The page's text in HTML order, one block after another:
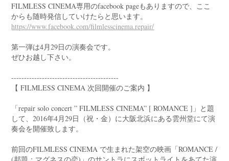
FILMLESS CINEMA専用のfacebook pageもありますので、ここ
からも随時発信していけたらと思います。
https://www.facebook.com/filmlesscinema.repair/
第一弾は4月29日の演奏会です。
ぜひお越し下さい。
------------------------------------------
【 FILMLESS CINEMA 次回開催のご案内 】
「repair solo concert ” FILMLESS CINEMA” [ ROMANCE ]」と題
して、2016年4月29日（祝・金）に大阪北浜にある雲州堂にて演
奏会を開催致します。
前回のFILMLESS CINEMA で生まれた架空の映画「ROMANCE /